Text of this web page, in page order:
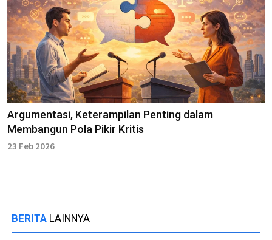
Argumentasi, Keterampilan Penting dalam
Membangun Pola Pikir Kritis
23 Feb 2026
BERITA LAINNYA